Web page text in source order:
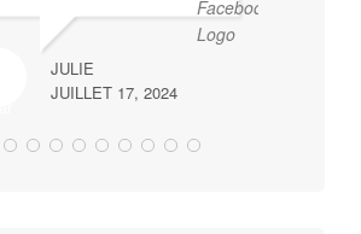
JULIE
JUILLET 17, 2024